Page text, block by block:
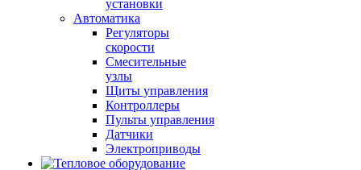
установки
Автоматика
Регуляторы
скорости
Смесительные
узлы
Щиты управления
Контроллеры
Пульты управления
Датчики
Электроприводы